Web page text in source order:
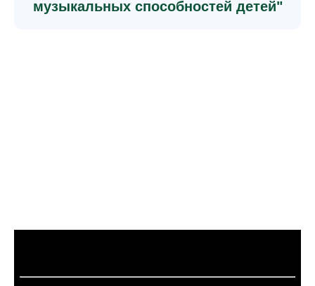
музыкальных способностей детей"